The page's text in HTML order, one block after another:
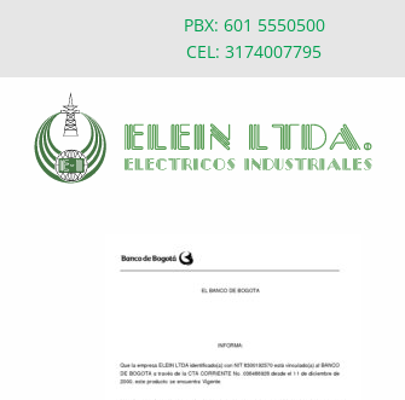
PBX: 601 5550500
CEL: 3174007795